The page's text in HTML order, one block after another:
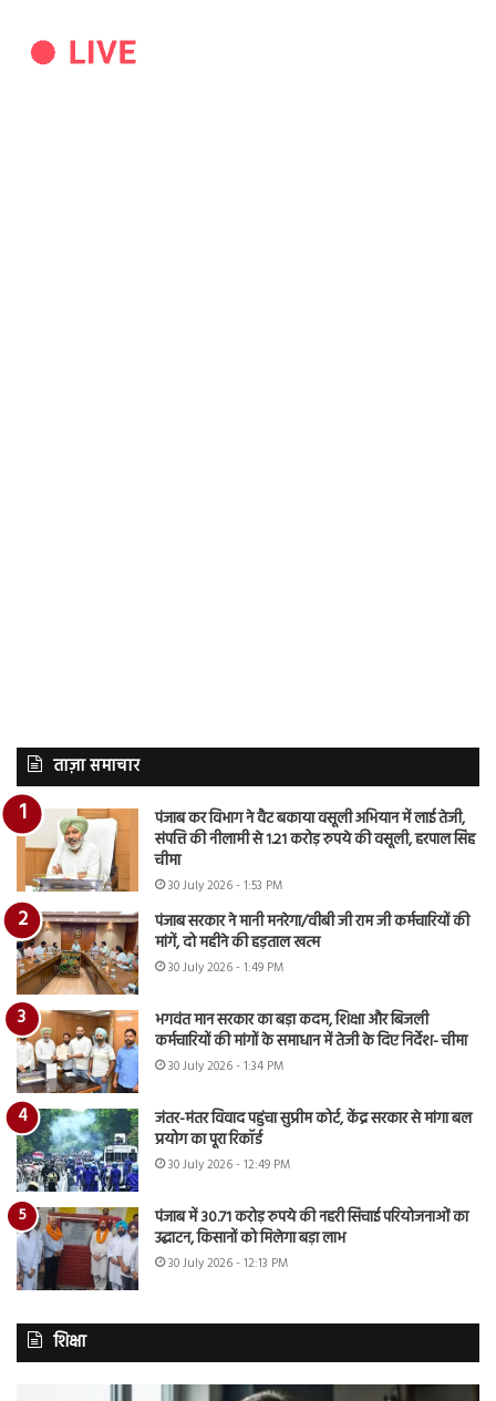
ताज़ा समाचार
पंजाब कर विभाग ने वैट बकाया वसूली अभियान में लाई तेजी,
संपत्ति की नीलामी से 1.21 करोड़ रुपये की वसूली, हरपाल सिंह
चीमा
30 July 2026 - 1:53 PM
पंजाब सरकार ने मानी मनरेगा/वीबी जी राम जी कर्मचारियों की
मांगें, दो महीने की हड़ताल खत्म
30 July 2026 - 1:49 PM
भगवंत मान सरकार का बड़ा कदम, शिक्षा और बिजली
कर्मचारियों की मांगों के समाधान में तेजी के दिए निर्देश- चीमा
30 July 2026 - 1:34 PM
जंतर-मंतर विवाद पहुंचा सुप्रीम कोर्ट, केंद्र सरकार से मांगा बल
प्रयोग का पूरा रिकॉर्ड
30 July 2026 - 12:49 PM
पंजाब में 30.71 करोड़ रुपये की नहरी सिंचाई परियोजनाओं का
उद्घाटन, किसानों को मिलेगा बड़ा लाभ
30 July 2026 - 12:13 PM
शिक्षा